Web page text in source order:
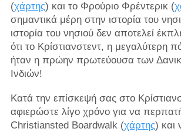
(χάρτης) και το Φρούριο Φρέντερικ (
σημαντικά μέρη στην ιστορία του
ιστορία του νησιού δεν αποτελεί
ότι το Κρίστιανστεντ, η μεγαλύτερη
ήταν η πρώην πρωτεύουσα των
Ινδιών!
Κατά την επίσκεψή σας στο
αφιερώστε λίγο χρόνο για να
Christiansted Boardwalk (χάρτης) και